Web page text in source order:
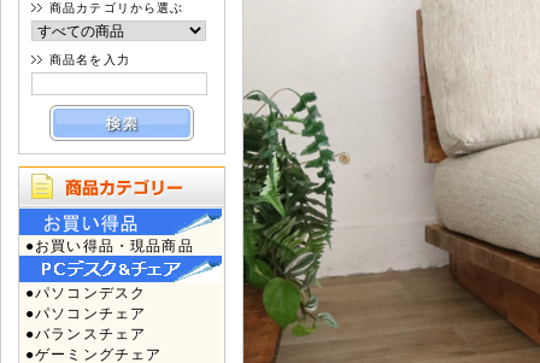
商品カテゴリから選ぶ
商品名を入力
●お買い得品・現品商品
●パソコンデスク
●パソコンチェア
●バランスチェア
●ゲーミングチェア